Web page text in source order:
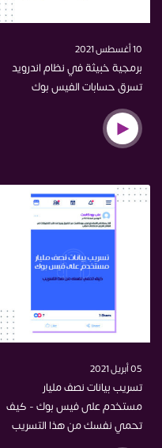
10 أغسطس 2021
برمجية خبيثة في نظام اندرويد
تسرق حسابات الفيس بوك
05 أبريل 2021
تسريب بيانات نصف مليار
مستخدم على فيس بوك - كيف
تحمي نفسك من هذا التسريب